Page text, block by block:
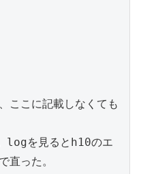
こに記載しなくても
logを見るとh10のエ
った。